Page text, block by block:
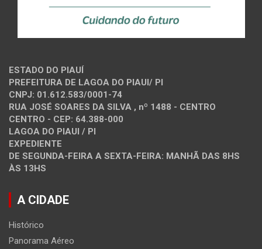
ESTADO DO PIAUÍ
PREFEITURA DE LAGOA DO PIAUI/ PI
CNPJ: 01.612.583/0001-74
RUA JOSÉ SOARES DA SILVA , nº 1488 - CENTRO
CENTRO - CEP: 64.388-000
LAGOA DO PIAUI / PI
EXPEDIENTE
DE SEGUNDA-FEIRA A SEXTA-FEIRA: MANHÃ DAS 8HS
ÀS 13HS
A CIDADE
Histórico
Panorama Aéreo